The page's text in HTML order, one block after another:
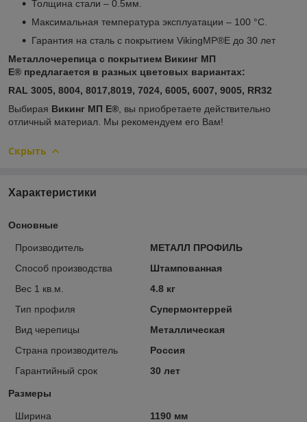
Толщина стали – 0.5мм.
Максимальная температура эксплуатации – 100 °С.
Гарантия на сталь с покрытием VikingMP®E до 30 лет
Металлочерепица с покрытием Викинг МП
E® предлагается в разных цветовых вариантах:
RAL 3005, 8004, 8017,8019, 7024, 6005, 6007, 9005, RR32
Выбирая Викинг МП Е® , вы приобретаете действительно
отличный материал. Мы рекомендуем его Вам!
Скрыть
Характеристики
Основные
Производитель
МЕТАЛЛ ПРОФИЛЬ
Способ производства
Штампованная
Вес 1 кв.м.
4.8 кг
Тип профиля
Супермонтеррей
Вид черепицы
Металлическая
Страна производитель
Россия
Гарантийный срок
30 лет
Размеры
Ширина
1190 мм